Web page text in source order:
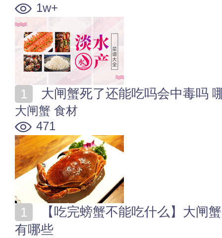
1w+
大闸蟹死了还能吃吗会中毒吗
大闸蟹 食材
471
有哪些